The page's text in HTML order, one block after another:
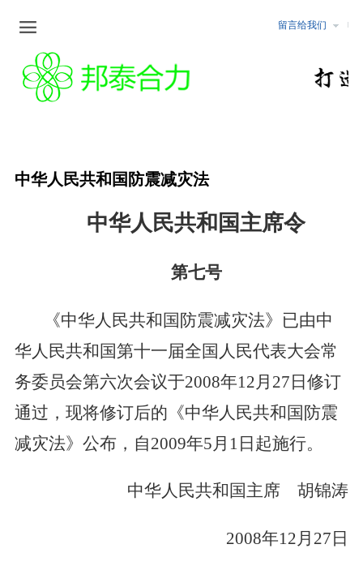
留言给我们
企业文化
企业文化
新闻中心
最新动态
公告公示
化工
服务范围
安全评价
固体矿产地质勘查/坑探
水土保持/土地复垦方案编制
环境监测与评价
地震安全性评价
邦泰云安全
中华人民共和国防震减灾法
中华人民共和国主席令
第七号
《中华人民共和国防震减灾法》已由中
华人民共和国第十一届全国人民代表大会常
务委员会第六次会议于2008年12 月 27 日修订
通过，现将修订后的《中华人民共和国防震
减灾法》公布，自2009年5 月 1 日起施行。
中华人民共和国主席 胡锦涛
2008年12月 27 日